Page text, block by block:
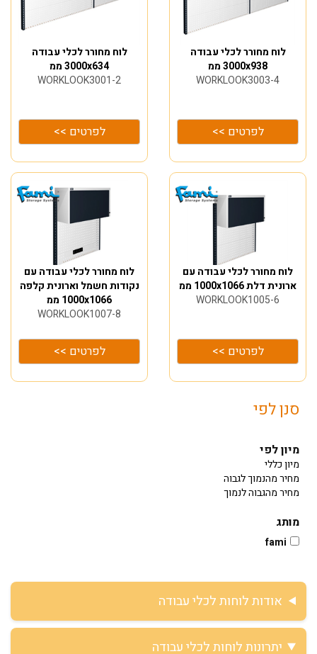
לוח מחורר לכלי עבודה
3000x634 ממ
WORKLOOK3001-2
לפרטים >>
לוח מחורר לכלי עבודה
3000x938 ממ
WORKLOOK3003-4
לפרטים >>
לוח מחורר לכלי עבודה עם
נקודות חשמל וארונית קלפה
1000x1066 ממ
WORKLOOK1007-8
לפרטים >>
לוח מחורר לכלי עבודה עם
ארונית דלת 1000x1066 ממ
WORKLOOK1005-6
לפרטים >>
סנן לפי
מיון לפי
מיון כללי
מחיר מהנמוך לגבוה
מחיר מהגבוה לנמוך
מותג
fami
אודות לוחות לכלי עבודה
יתרונות לוחות לכלי עבודה